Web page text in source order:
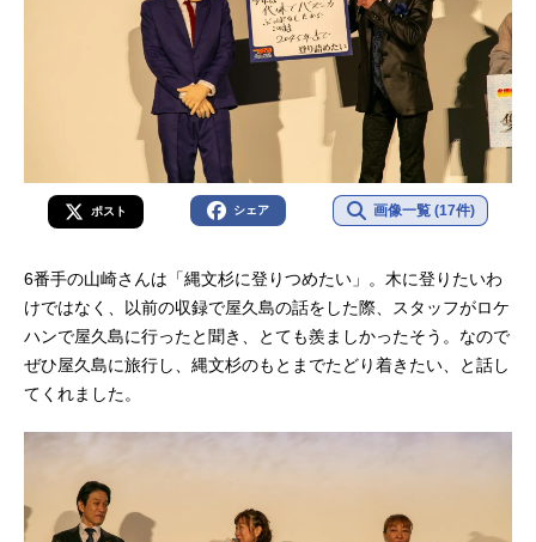
ポスト シェア 画像一覧 (17件)
6番手の山崎さんは「縄文杉に登りつめたい」。木に登りたいわ
けではなく、以前の収録で屋久島の話をした際、スタッフがロケ
ハンで屋久島に行ったと聞き、とても羨ましかったそう。なので
ぜひ屋久島に旅行し、縄文杉のもとまでたどり着きたい、と話し
てくれました。